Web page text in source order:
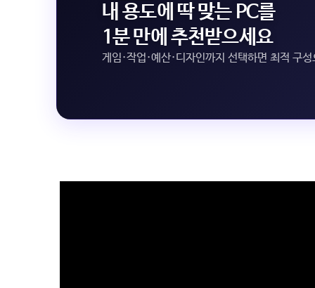
내 용도에 딱 맞는 PC를
1분 만에 추천받으세요
게임·작업·예산·디자인까지 선택하면 최적 구